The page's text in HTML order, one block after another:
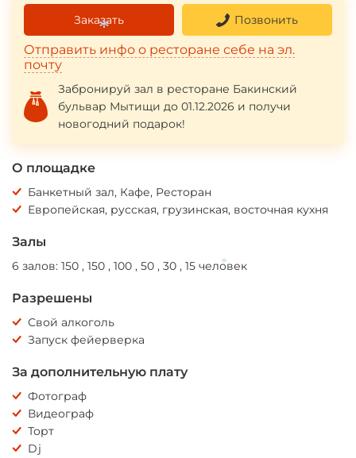
Заказать Позвонить
Отправить инфо о ресторане себе на эл.
почту
Забронируй зал в ресторане Бакинский
бульвар Мытищи до 01.12.2026 и получи
новогодний подарок!
О площадке
Банкетный зал, Кафе, Ресторан
Европейская, русская, грузинская, восточная кухня
Залы
6 залов: 150 , 150 , 100 , 50 , 30 , 15 человек
Разрешены
Свой алкоголь
Запуск фейерверка
За дополнительную плату
Фотограф
Видеограф
Торт
Dj